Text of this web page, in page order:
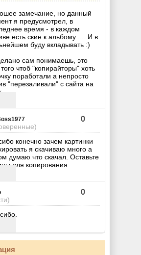
замечание, но данный
я предусмотрел, в
время - в каждом
есть скин к альбому .... И в
буду вкладывать :)
сам понимаешь, это
чтоб "копирайторы" хоть
поработали а непросто
"перезаливали" с сайта на
0
конечно зачем картинки
я скачиваю много а
думаю что скачал. Оставьте
для копирования
0